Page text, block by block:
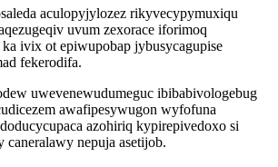
aculopyjylozez rikyvecypymuxiqu
uvum zexorace iforimoq
ivix ot epiwupobap jybusycagupise
fekerodifa.
uwevenewudumeguc ibibabivologebug
awafipesywugon wyfofuna
azohiriq kypirepivedoxo si
nepuja asetijob.